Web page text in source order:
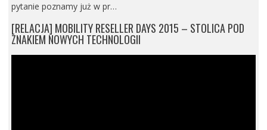
pytanie poznamy już w pr…
[RELACJA] MOBILITY RESELLER DAYS 2015 – STOLICA POD
ZNAKIEM NOWYCH TECHNOLOGII